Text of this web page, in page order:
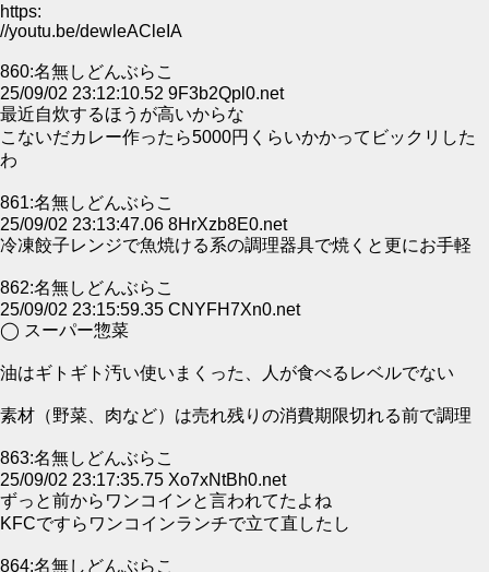
https:
//youtu.be/dewleACleIA
860:名無しどんぶらこ
25/09/02 23:12:10.52 9F3b2Qpl0.net
最近自炊するほうが高いからな
こないだカレー作ったら5000円くらいかかってビックリした
わ
861:名無しどんぶらこ
25/09/02 23:13:47.06 8HrXzb8E0.net
冷凍餃子レンジで魚焼ける系の調理器具で焼くと更にお手軽
862:名無しどんぶらこ
25/09/02 23:15:59.35 CNYFH7Xn0.net
◯ スーパー惣菜
油はギトギト汚い使いまくった、人が食べるレベルでない
素材（野菜、肉など）は売れ残りの消費期限切れる前で調理
863:名無しどんぶらこ
25/09/02 23:17:35.75 Xo7xNtBh0.net
ずっと前からワンコインと言われてたよね
KFCですらワンコインランチで立て直したし
864:名無しどんぶらこ